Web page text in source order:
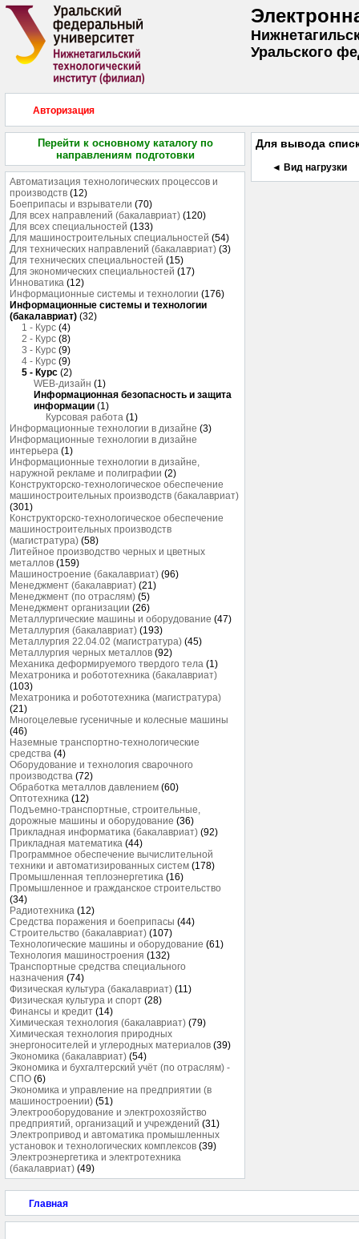
Уральского
Авторизация
Перейти к основному каталогу по
направлениям подготовки
Автоматизация технологических процессов и
производств (12)
Боеприпасы и взрыватели (70)
Для всех направлений (бакалавриат) (120)
Для всех специальностей (133)
Для машиностроительных специальностей (54)
Для технических направлений (бакалавриат) (3)
Для технических специальностей (15)
Для экономических специальностей (17)
Инноватика (12)
Информационные системы и технологии (176)
Информационные системы и технологии
(бакалавриат) (32)
1 - Курс (4)
2 - Курс (8)
3 - Курс (9)
4 - Курс (9)
5 - Курс (2)
WEB-дизайн (1)
Информационная безопасность и защита
информации (1)
Курсовая работа (1)
Информационные технологии в дизайне (3)
Информационные технологии в дизайне
интерьера (1)
Информационные технологии в дизайне,
наружной рекламе и полиграфии (2)
Конструкторско-технологическое обеспечение
машиностроительных производств (бакалавриат)
(301)
Конструкторско-технологическое обеспечение
машиностроительных производств
(магистратура) (58)
Литейное производство черных и цветных
металлов (159)
Машиностроение (бакалавриат) (96)
Менеджмент (бакалавриат) (21)
Менеджмент (по отраслям) (5)
Менеджмент организации (26)
Металлургические машины и оборудование (47)
Металлургия (бакалавриат) (193)
Металлургия 22.04.02 (магистратура) (45)
Металлургия черных металлов (92)
Механика деформируемого твердого тела (1)
Мехатроника и робототехника (бакалавриат)
(103)
Мехатроника и робототехника (магистратура)
(21)
Многоцелевые гусеничные и колесные машины
(46)
Наземные транспортно-технологические
средства (4)
Оборудование и технология сварочного
производства (72)
Обработка металлов давлением (60)
Оптотехника (12)
Подъемно-транспортные, строительные,
дорожные машины и оборудование (36)
Прикладная информатика (бакалавриат) (92)
Прикладная математика (44)
Программное обеспечение вычислительной
техники и автоматизированных систем (178)
Промышленная теплоэнергетика (16)
Промышленное и гражданское строительство
(34)
Радиотехника (12)
Средства поражения и боеприпасы (44)
Строительство (бакалавриат) (107)
Технологические машины и оборудование (61)
Технология машиностроения (132)
Транспортные средства специального
назначения (74)
Физическая культура (бакалавриат) (11)
Физическая культура и спорт (28)
Финансы и кредит (14)
Химическая технология (бакалавриат) (79)
Химическая технология природных
энергоносителей и углеродных материалов (39)
Экономика (бакалавриат) (54)
Экономика и бухгалтерский учёт (по отраслям) -
СПО (6)
Экономика и управление на предприятии (в
машиностроении) (51)
Электрооборудование и электрохозяйство
предприятий, организаций и учреждений (31)
Электропривод и автоматика промышленных
установок и технологических комплексов (39)
Электроэнергетика и электротехника
(бакалавриат) (49)
Для вывода
◄ Вид нагрузки
Главная